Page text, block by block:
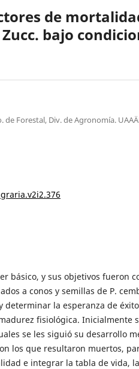
de
bajo
Forestal, Div. de Agronomía.
básico, y sus objetivos fueron
a conos y semillas de P.
determinar la esperanza de
fisiológica. Inicialmente
se les siguió su desarrollo
los que resultaron muertos,
e integrar la tabla de vida,